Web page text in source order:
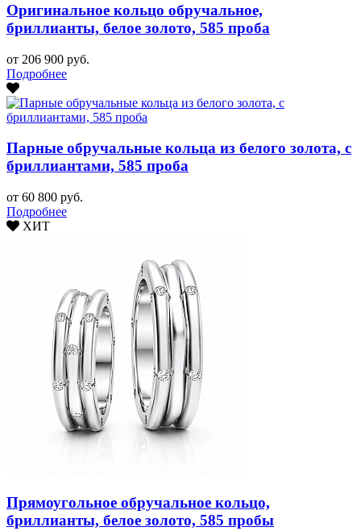
Оригинальное кольцо обручальное,
бриллианты, белое золото, 585 проба
от 206 900 руб.
Подробнее
Парные обручальные кольца из белого золота, с
бриллиантами, 585 проба
от 60 800 руб.
Подробнее
ХИТ
Прямоугольное обручальное кольцо,
бриллианты, белое золото, 585 пробы